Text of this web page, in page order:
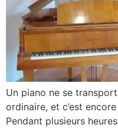
Un piano ne se
ordinaire, et c’est
Pendant plusieurs